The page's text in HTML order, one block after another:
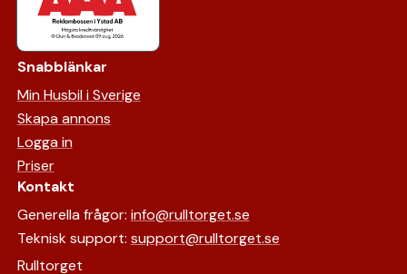
Snabblänkar
Min Husbil i Sverige
Skapa annons
Logga in
Priser
Kontakt
Generella frågor: info@rulltorget.se
Teknisk support: support@rulltorget.se
Rulltorget